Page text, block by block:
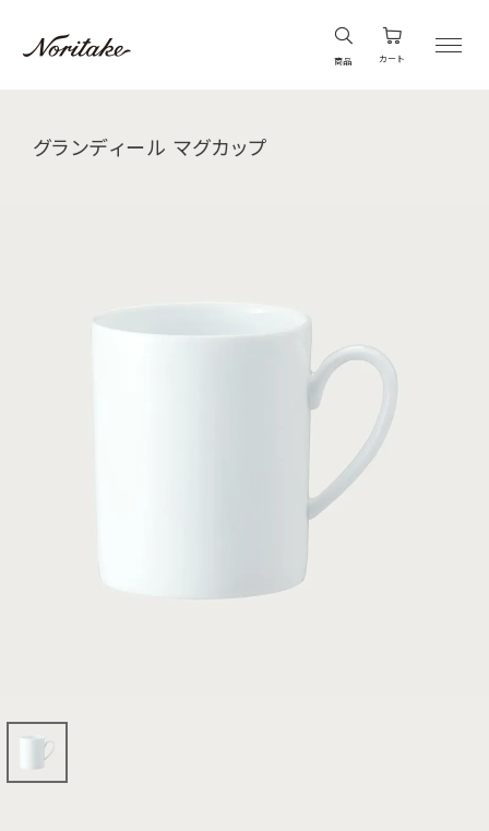
商品 カート
グランディール マグカップ